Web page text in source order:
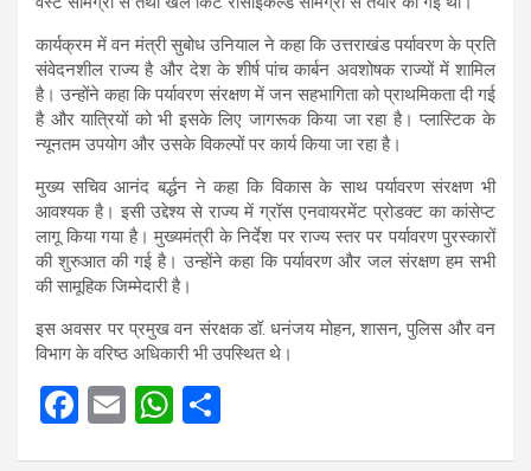
कार्यक्रम में वन मंत्री सुबोध उनियाल ने कहा कि उत्तराखंड पर्यावरण के प्रति
संवेदनशील राज्य है और देश के शीर्ष पांच कार्बन अवशोषक राज्यों में शामिल
है। उन्होंने कहा कि पर्यावरण संरक्षण में जन सहभागिता को प्राथमिकता दी गई
है और यात्रियों को भी इसके लिए जागरूक किया जा रहा है। प्लास्टिक के
न्यूनतम उपयोग और उसके विकल्पों पर कार्य किया जा रहा है।
मुख्य सचिव आनंद बर्द्धन ने कहा कि विकास के साथ पर्यावरण संरक्षण भी
आवश्यक है। इसी उद्देश्य से राज्य में ग्रॉस एनवायरमेंट प्रोडक्ट का कांसेप्ट
लागू किया गया है। मुख्यमंत्री के निर्देश पर राज्य स्तर पर पर्यावरण पुरस्कारों
की शुरुआत की गई है। उन्होंने कहा कि पर्यावरण और जल संरक्षण हम सभी
की सामूहिक जिम्मेदारी है।
इस अवसर पर प्रमुख वन संरक्षक डॉ. धनंजय मोहन, शासन, पुलिस और वन
विभाग के वरिष्ठ अधिकारी भी उपस्थित थे।
F
E
W